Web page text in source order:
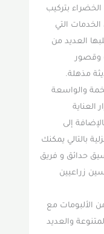
بتركيب
التي
العديد من
وقصور
مذهلة.
والواسعة
العناية
إلى
بالتالي يمكنك
حدائق و فريق
زراعيين
الألبومات مع
والعديد